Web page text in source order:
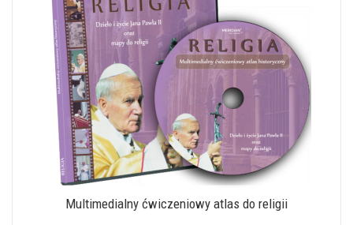
Multimedialny ćwiczeniowy atlas do religii